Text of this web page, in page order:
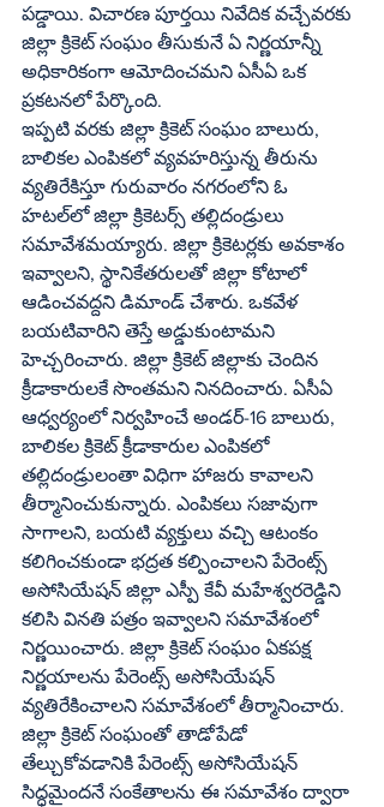
పడ్డాయి. విచారణ పూర్తయి నివేదిక వచ్చేవరకు
జిల్లా క్రికెట్ సంఘం తీసుకునే ఏ నిర్ణయాన్నీ
అధికారికంగా ఆమోదించమని ఏసీఏ ఒక
ప్రకటనలో పేర్కొంది.
ఇప్పటి వరకు జిల్లా క్రికెట్ సంఘం బాలురు,
బాలికల ఎంపికలో వ్యవహరిస్తున్న తీరును
వ్యతిరేకిస్తూ గురువారం నగరంలోని ఓ
హటల్‌లో జిల్లా క్రికెటర్స్ తల్లిదండ్రులు
సమావేశమయ్యారు. జిల్లా క్రికెటర్లకు అవకాశం
ఇవ్వాలని, స్థానికేతరులతో జిల్లా కోటాలో
ఆడించవద్దని డిమాండ్ చేశారు. ఒకవేళ
బయటివారిని తెస్తే అడ్డుకుంటామని
హెచ్చరించారు. జిల్లా క్రికెట్ జిల్లాకు చెందిన
క్రీడాకారులకే సొంతమని నినదించారు. ఏసీఏ
ఆధ్వర్యంలో నిర్వహించే అండర్-16 బాలురు,
బాలికల క్రికెట్ క్రీడాకారుల ఎంపికలో
తల్లిదండ్రులంతా విధిగా హాజరు కావాలని
తీర్మానించుకున్నారు. ఎంపికలు సజావుగా
సాగాలని, బయటి వ్యక్తులు వచ్చి ఆటంకం
కలిగించకుండా భద్రత కల్పించాలని పేరెంట్స్
అసోసియేషన్ జిల్లా ఎస్పీ కేవీ మహేశ్వరరెడ్డిని
కలిసి వినతి పత్రం ఇవ్వాలని సమావేశంలో
నిర్ణయించారు. జిల్లా క్రికెట్ సంఘం ఏకపక్ష
నిర్ణయాలను పేరెంట్స్ అసోసియేషన్
వ్యతిరేకించాలని సమావేశంలో తీర్మానించారు.
జిల్లా క్రికెట్ సంఘంతో తాడోపేడో
తేల్చుకోవడానికి పేరెంట్స్ అసోసియేషన్
సిద్ధమైందనే సంకేతాలను ఈ సమావేశం ద్వారా